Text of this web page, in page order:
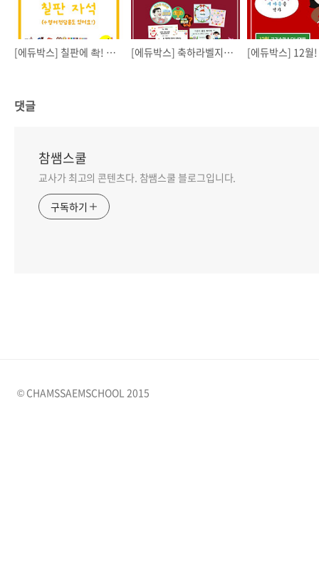
[에듀박스] 칠판에 촥! 칠판 자석 모음 [에듀박스] 축하라벨지! 4종세트!
댓글
참쌤스쿨
교사가 최고의 콘텐츠다. 참쌤스쿨 블로그입니다.
구독하기
© CHAMSSAEMSCHOOL 2015